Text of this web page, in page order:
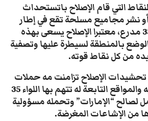
التي قام الإصلاح باتستحداث
نشر مجاميع مسلحة تقع في إطار
نطاق سيطرة اللواء 35 مدرع، معتبرا الإصلاح يسعى بهذه
بالمنطقة لسيطرة عليها وتصفية
تحشيدات الإصلاح تزامنت مه حملات
إعلامية شنها ناشطيه والمواقع التابعة له تتهم بها اللواء 35
لصالح “الإمارات” وتحمله مسؤولية
من الإشاعات المغرضة.